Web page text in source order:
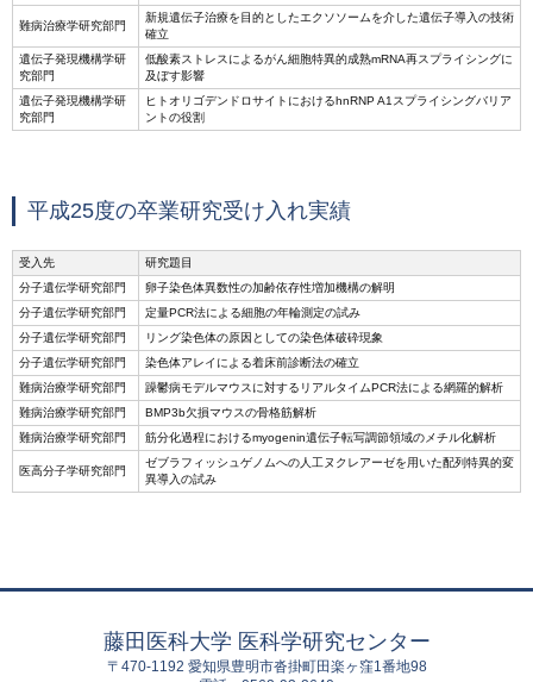
難病治療学研究部門
新規遺伝子治療を目的としたエクソソームを介した遺伝子導入の技術
確立
遺伝子発現機構学研
究部門
低酸素ストレスによるがん細胞特異的成熟mRNA再スプライシングに
及ぼす影響
遺伝子発現機構学研
究部門
ヒトオリゴデンドロサイトにおけるhnRNP A1スプライシングバリア
ントの役割
平成25度の卒業研究受け入れ実績
受入先
研究題目
分子遺伝学研究部門
卵子染色体異数性の加齢依存性増加機構の解明
分子遺伝学研究部門
定量PCR法による細胞の年輪測定の試み
分子遺伝学研究部門
リング染色体の原因としての染色体破砕現象
分子遺伝学研究部門
染色体アレイによる着床前診断法の確立
難病治療学研究部門
躁鬱病モデルマウスに対するリアルタイムPCR法による網羅的解析
難病治療学研究部門
BMP3b欠損マウスの骨格筋解析
難病治療学研究部門
筋分化過程におけるmyogenin遺伝子転写調節領域のメチル化解析
医高分子学研究部門
ゼブラフィッシュゲノムへの人工ヌクレアーゼを用いた配列特異的変
異導入の試み
藤田医科大学 医科学研究センター
〒470-1192 愛知県豊明市沓掛町田楽ヶ窪1番地98